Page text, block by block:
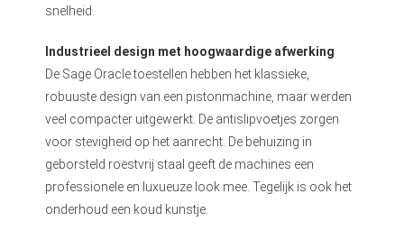
snelheid.
Industrieel design met hoogwaardige afwerking
De Sage Oracle toestellen hebben het klassieke,
robuuste design van een pistonmachine, maar werden
veel compacter uitgewerkt. De antislipvoetjes zorgen
voor stevigheid op het aanrecht. De behuizing in
geborsteld roestvrij staal geeft de machines een
professionele en luxueuze look mee. Tegelijk is ook het
onderhoud een koud kunstje.